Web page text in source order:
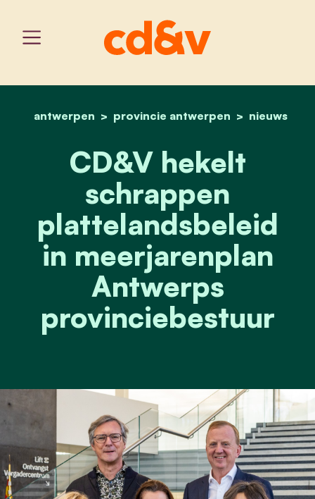
home
antwerpen provincie antwerpen nieuws
cd&v hekelt schrappen
CD&V hekelt
schrappen
plattelandsbeleid
in meerjarenplan
Antwerps
provinciebestuur